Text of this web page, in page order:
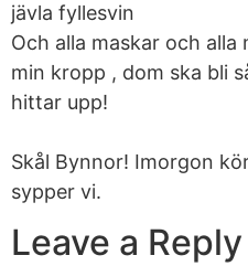
jävla fyllesvin
Och alla maskar och alla
min kropp , dom ska bli
hittar upp!
Skål Bynnor! Imorgon
sypper vi.
Leave a Reply